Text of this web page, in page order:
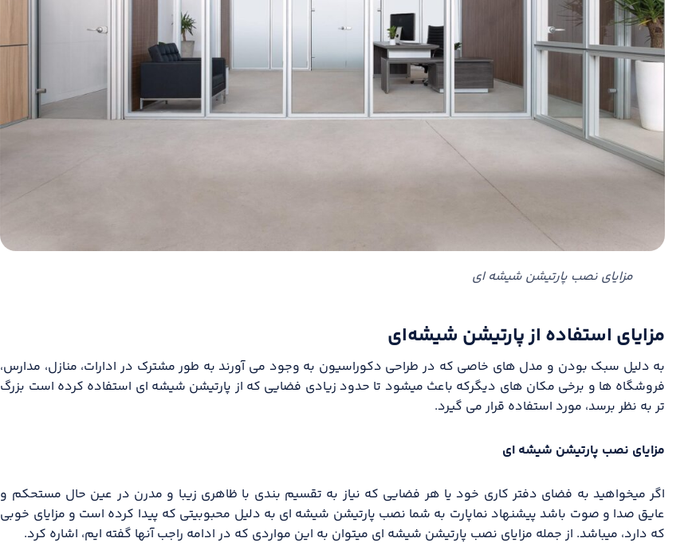
مزایای نصب پارتیشن شیشه ای
مزایای استفاده از پارتیشن شیشه‌ای
به دلیل سبک بودن و مدل های خاصی که در طراحی دکوراسیون به وجود می آورند به طور مشترک در ادارات، منازل، مدارس،
فروشگاه ها و برخی مکان های دیگرکه باعث میشود تا حدود زیادی فضایی که از پارتیشن شیشه ای استفاده کرده است بزرگ
تر به نظر برسد، مورد استفاده قرار می گیرد.
مزایای نصب پارتیشن شیشه ای
اگر میخواهید به فضای دفتر کاری خود یا هر فضایی که نیاز به تقسیم بندی با ظاهری زیبا و مدرن در عین حال مستحکم و
عایق صدا و صوت باشد پیشنهاد نماپارت به شما نصب پارتیشن شیشه ای به دلیل محبوبیتی که پیدا کرده است و مزایای خوبی
که دارد، میباشد. از جمله مزایای نصب پارتیشن شیشه ای میتوان به این مواردی که در ادامه راجب آنها گفته ایم، اشاره کرد.